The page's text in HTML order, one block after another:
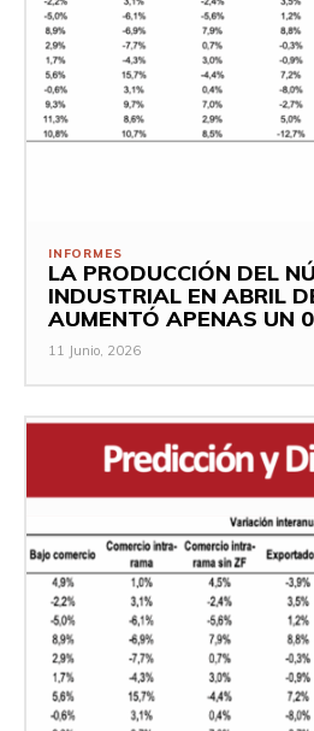
INFORMES
LA PRODUCCIÓN DEL
INDUSTRIAL EN ABRIL
AUMENTÓ APENAS UN
11 Junio, 2026